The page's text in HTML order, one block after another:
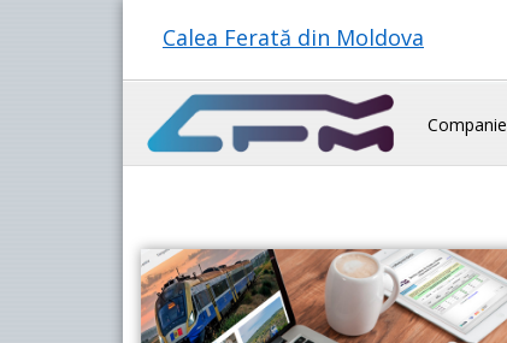
Calea Ferată din Moldova
Companie